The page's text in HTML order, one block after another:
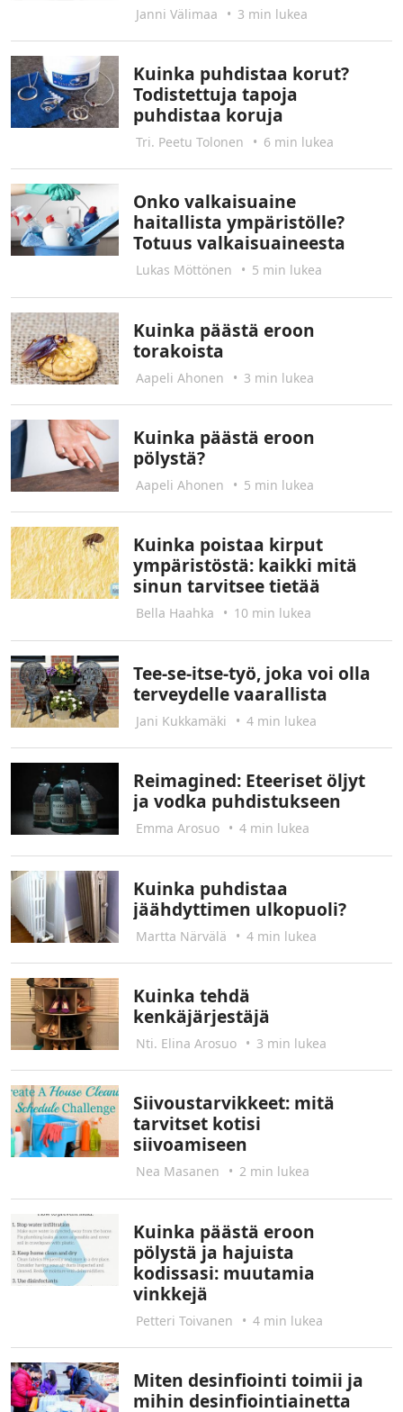
Janni Välimaa • 3 min lukea
Kuinka puhdistaa korut?
Todistettuja tapoja
puhdistaa koruja
Tri. Peetu Tolonen • 6 min lukea
Onko valkaisuaine
haitallista ympäristölle?
Totuus valkaisuaineesta
Lukas Möttönen • 5 min lukea
Kuinka päästä eroon
torakoista
Aapeli Ahonen • 3 min lukea
Kuinka päästä eroon
pölystä?
Aapeli Ahonen • 5 min lukea
Kuinka poistaa kirput
ympäristöstä: kaikki mitä
sinun tarvitsee tietää
Bella Haahka • 10 min lukea
Tee-se-itse-työ, joka voi olla
terveydelle vaarallista
Jani Kukkamäki • 4 min lukea
Reimagined: Eteeriset öljyt
ja vodka puhdistukseen
Emma Arosuo • 4 min lukea
Kuinka puhdistaa
jäähdyttimen ulkopuoli?
Martta Närvälä • 4 min lukea
Kuinka tehdä
kenkäjärjestäjä
Nti. Elina Arosuo • 3 min lukea
Siivoustarvikkeet: mitä
tarvitset kotisi
siivoamiseen
Nea Masanen • 2 min lukea
Kuinka päästä eroon
pölystä ja hajuista
kodissasi: muutamia
vinkkejä
Petteri Toivanen • 4 min lukea
Miten desinfiointi toimii ja
mihin desinfiointiainetta